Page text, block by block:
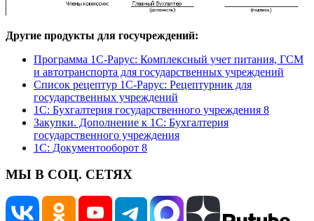
Другие продукты для госучреждений:
Программа 1С-Рарус: Комплексный учет питания, ГСМ
и автотранспорта для государственных учреждений
Список рецептур 1С-Рарус: Рецептурник для
государственных учреждений
1С: Бухгалтерия государственного учреждения 8
Закупки. Дополнение к 1С: Бухгалтерия
государственного учреждения
1С: Документооборот 8
МЫ В СОЦ. СЕТЯХ